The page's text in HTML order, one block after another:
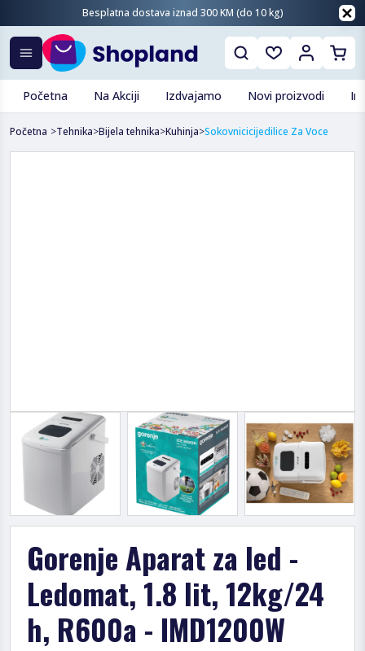
Besplatna dostava iznad 300 KM (do 10 kg)
Početna Na Akciji Izdvajamo Novi proizvodi
Početna >Tehnika>Bijela tehnika>Kuhinja>Sokovnicicijedilice Za Voce
Gorenje Aparat za led -
Ledomat, 1.8 lit, 12kg/24
h, R600a - IMD1200W